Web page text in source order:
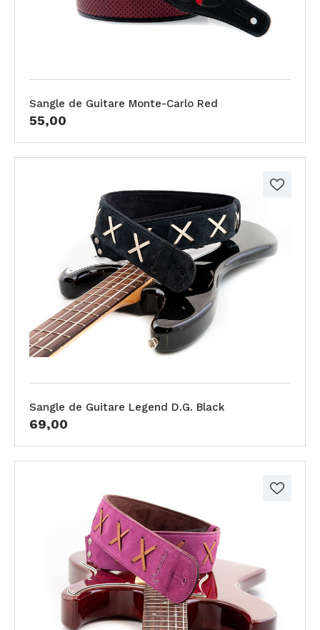
Sangle de Guitare Monte-Carlo Red
55,00
Sangle de Guitare Legend D.G. Black
69,00